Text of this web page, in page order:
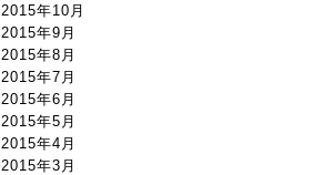
2015年10月
2015年9月
2015年8月
2015年7月
2015年6月
2015年5月
2015年4月
2015年3月